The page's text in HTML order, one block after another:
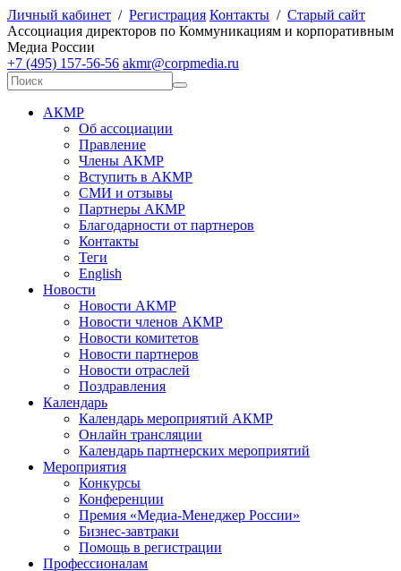
Личный кабинет / Регистрация Контакты / Старый сайт
Ассоциация директоров по Коммуникациям и корпоративным
Медиа России
+7 (495) 157-56-56 akmr@corpmedia.ru
АКМР
Об ассоциации
Правление
Члены АКМР
Вступить в АКМР
СМИ и отзывы
Партнеры АКМР
Благодарности от партнеров
Контакты
Теги
English
Новости
Новости АКМР
Новости членов АКМР
Новости комитетов
Новости партнеров
Новости отраслей
Поздравления
Календарь
Календарь мероприятий АКМР
Онлайн трансляции
Календарь партнерских мероприятий
Мероприятия
Конкурсы
Конференции
Премия «Медиа-Менеджер России»
Бизнес-завтраки
Помощь в регистрации
Профессионалам